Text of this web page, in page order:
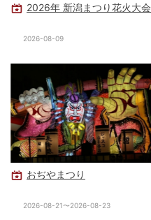
2026年 新潟まつり花火大会
2026-08-09
おぢやまつり
2026-08-21〜2026-08-23